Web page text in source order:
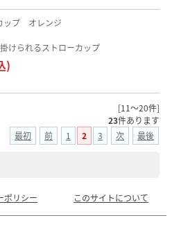
ップ オレンジ
けられるストローカップ
)
[11～20件]
23件あります
最初
前 1 2 3 次 最後
ポリシー このサイトについて